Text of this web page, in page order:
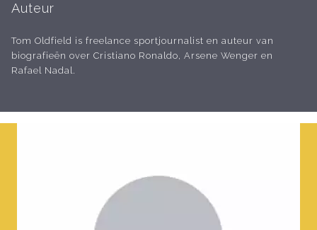
Auteur
Tom Oldfield is freelance sportjournalist en auteur van
biografieën over Cristiano Ronaldo, Arsene Wenger en
Rafael Nadal.